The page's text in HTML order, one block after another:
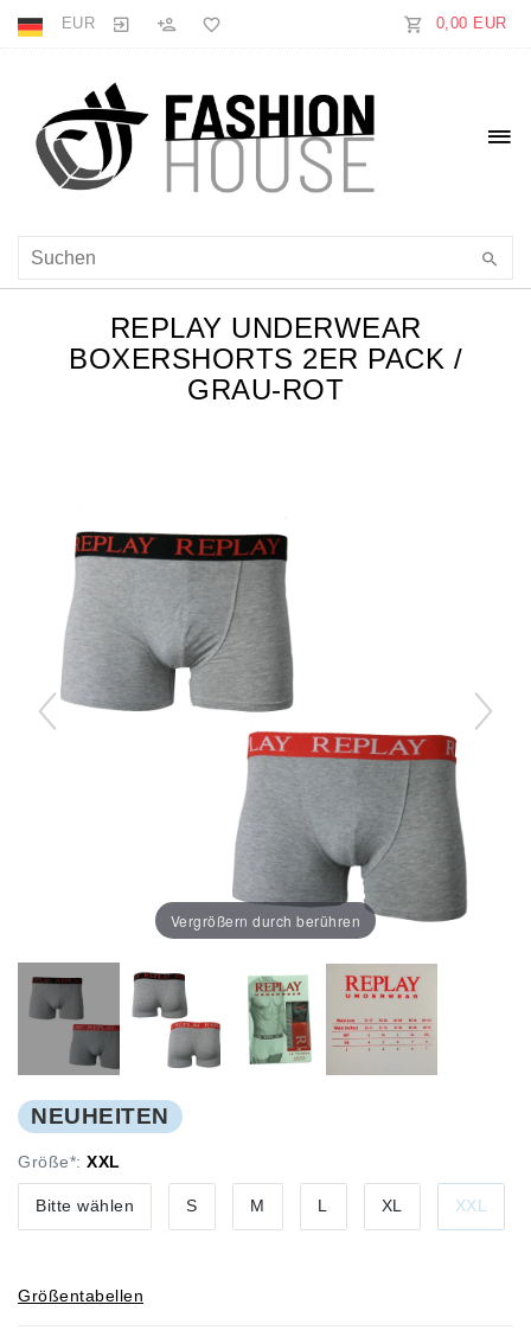
EUR 0,00 EUR
REPLAY UNDERWEAR
BOXERSHORTS 2ER PACK /
GRAU-ROT
Vergrößern durch berühren
NEUHEITEN
Größe*: XXL
Bitte wählen S M L XL XXL
Größentabellen